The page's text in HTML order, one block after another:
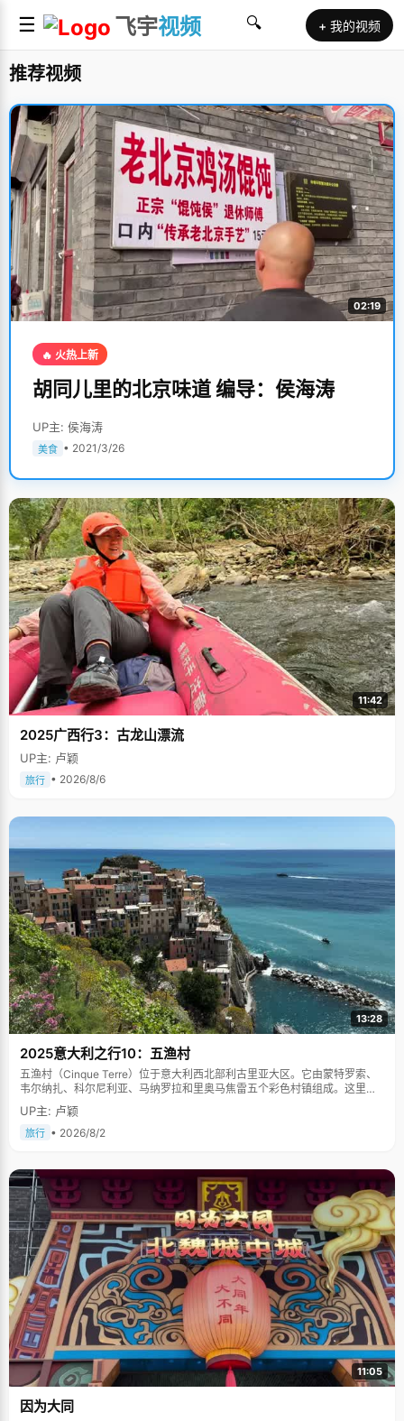
☰ 飞宇视频 🔍 + 我的视频
推荐视频
02:19
🔥 火热上新
胡同儿里的北京味道 编导：侯海涛
UP主: 侯海涛
美食 • 2021/3/26
11:42
2025广西行3：古龙山漂流
UP主: 卢颖
旅行 • 2026/8/6
13:28
2025意大利之行10：五渔村
五渔村（Cinque Terre）位于意大利西北部利古里亚大区。它由蒙特罗索、
韦尔纳扎、科尔尼利亚、马纳罗拉和里奥马焦雷五个彩色村镇组成。这里依
山傍海，房屋色彩斑斓，1997年被列为世界文化遗产。
UP主: 卢颖
旅行 • 2026/8/2
11:05
因为大同